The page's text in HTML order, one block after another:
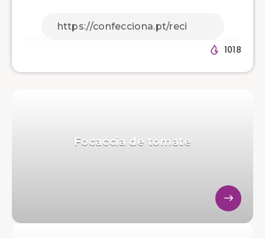
1018
Focaccia de tomate